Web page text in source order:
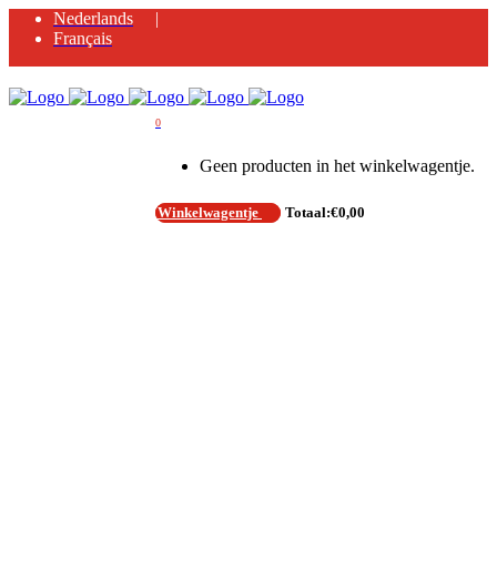
Nederlands
Français
0
Geen producten in het winkelwagentje.
Winkelwagentje Totaal:€0,00